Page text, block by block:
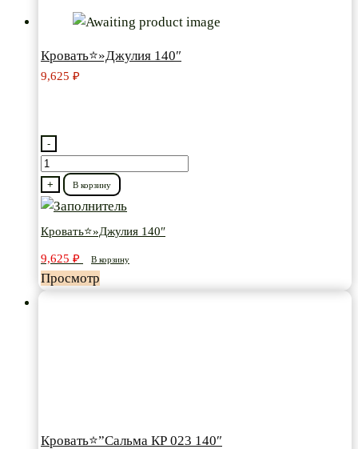
Кровать⭐»Джулия 140″
9,625 ₽
-
Количество
товара
Кровать⭐"Джулия
+ В корзину
Кровать⭐»Джулия 140″
9,625 ₽ В корзину
Просмотр
Кровать⭐”Сальма КР 023 140″